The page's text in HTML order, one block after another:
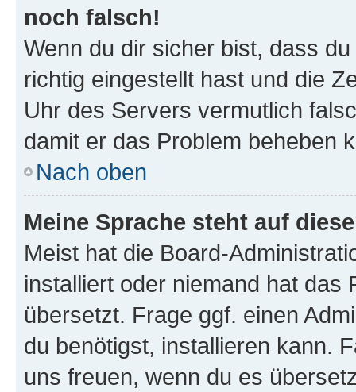
noch falsch!
Wenn du dir sicher bist, dass
richtig eingestellt hast und die
Uhr des Servers vermutlich
damit er das Problem beheben
Nach oben
Meine Sprache steht auf
Meist hat die Board-
installiert oder niemand hat das
übersetzt. Frage ggf. einen
du benötigst, installieren kann.
uns freuen, wenn du es